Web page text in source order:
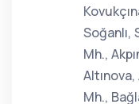
Mh.,
Altınova,
Mh.,